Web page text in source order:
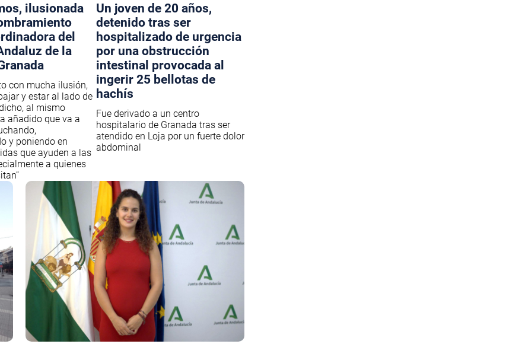
ilusionada
del
de la
con mucha ilusión,
y estar al lado de
al mismo
añadido que va a
y poniendo en
que ayuden a las
a quienes
Un joven de 20 años,
detenido tras ser
hospitalizado de urgencia
por una obstrucción
intestinal provocada al
ingerir 25 bellotas de
hachís
Fue derivado a un centro
hospitalario de Granada tras ser
atendido en Loja por un fuerte dolor
abdominal